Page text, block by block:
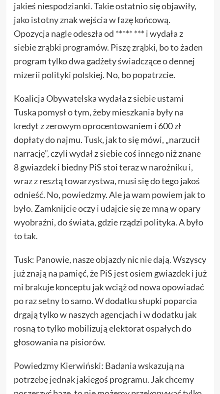
jakieś niespodzianki. Takie ostatnio się objawiły,
jako istotny znak wejścia w fazę końcową.
Opozycja nagle odeszła od ***** *** i wydała z
siebie zrąbki programów. Piszę zrąbki, bo to żaden
program tylko dwa gadżety świadczące o dennej
mizerii polityki polskiej. No, bo popatrzcie.
Koalicja Obywatelska wydała z siebie ustami
Tuska pomysł o tym, żeby mieszkania były na
kredyt z zerowym oprocentowaniem i 600 zł
dopłaty do najmu. Tusk, jak to się mówi, „narzucił
narrację”, czyli wydał z siebie coś innego niż znane
8 gwiazdek i biedny PiS stoi teraz w narożniku i,
wraz z resztą towarzystwa, musi się do tego jakoś
odnieść. No, powiedzmy. Ale ja wam powiem jak to
było. Zamknijcie oczy i udajcie się ze mną w opary
wyobraźni, do świata, gdzie rządzi polityka. A było
to tak.
Tusk: Panowie, nasze objazdy nic nie dają. Wszyscy
już znają na pamięć, że PiS jest osiem gwiazdek i już
mi brakuje konceptu jak wciąż od nowa opowiadać
po raz setny to samo. W dodatku słupki poparcia
drgają tylko w naszych agencjach i w dodatku jak
rosną to tylko mobilizują elektorat ospałych do
głosowania na pisiorów.
Powiedzmy Kierwiński: Badania wskazują na
potrzebę jednak jakiegoś programu. Jak chcemy